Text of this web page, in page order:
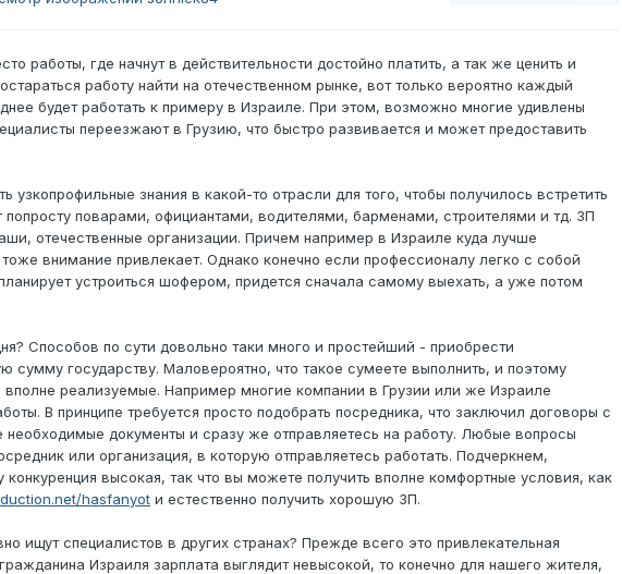
работы, где начнут в действительности достойно платить, а так же ценить и
работу найти на отечественном рынке, вот только вероятно каждый
будет работать к примеру в Израиле. При этом, возможно многие удивлены
переезжают в Грузию, что быстро развивается и может предоставить
узкопрофильные знания в какой-то отрасли для того, чтобы получилось встретить
попросту поварами, официантами, водителями, барменами, строителями и тд. ЗП
отечественные организации. Причем например в Израиле куда лучше
внимание привлекает. Однако конечно если профессионалу легко с собой
устроиться шофером, придется сначала самому выехать, а уже потом
Способов по сути довольно таки много и простейший - приобрести
государству. Маловероятно, что такое сумеете выполнить, и поэтому
реализуемые. Например многие компании в Грузии или же Израиле
В принципе требуется просто подобрать посредника, что заключил договоры с
документы и сразу же отправляетесь на работу. Любые вопросы
или организация, в которую отправляетесь работать. Подчеркнем,
высокая, так что вы можете получить вполне комфортные условия, как
hasfanyot и естественно получить хорошую ЗП.
ищут специалистов в других странах? Прежде всего это привлекательная
Израиля зарплата выглядит невысокой, то конечно для нашего жителя,